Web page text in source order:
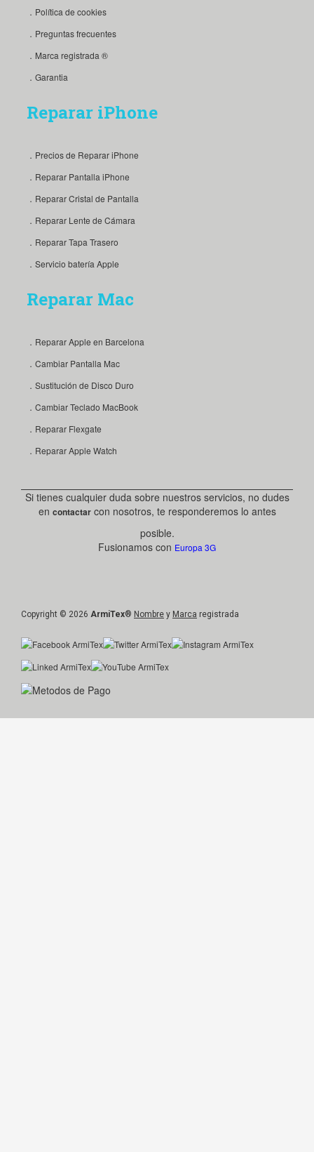
．Política de cookies
．Preguntas frecuentes
．Marca registrada ®
．Garantia
Reparar iPhone
．Precios de Reparar iPhone
．Reparar Pantalla iPhone
．Reparar Cristal de Pantalla
．Reparar Lente de Cámara
．Reparar Tapa Trasero
．Servicio batería Apple
Reparar Mac
．Reparar Apple en Barcelona
．Cambiar Pantalla Mac
．Sustitución de Disco Duro
．Cambiar Teclado MacBook
．Reparar Flexgate
．Reparar Apple Watch
Si tienes cualquier duda sobre nuestros servicios, no dudes
en contactarcon nosotros, te responderemos lo antes
posible.
Fusionamos con Europa 3G
Copyright © 2026 ArmiTex® Nombre y Marca registrada